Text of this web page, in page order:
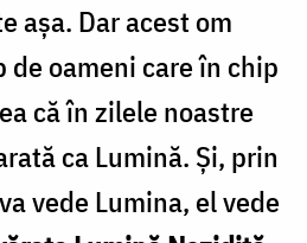
așa. Dar acest om
oameni care în chip
că în zilele noastre
ca Lumină. Și, prin
vede Lumina, el vede